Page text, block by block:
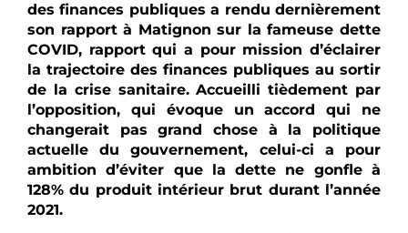
des finances publiques a rendu dernièrement
son rapport à Matignon sur la fameuse dette
COVID, rapport qui a pour mission d’éclairer
la trajectoire des finances publiques au sortir
de la crise sanitaire. Accueilli tièdement par
l’opposition, qui évoque un accord qui ne
changerait pas grand chose à la politique
actuelle du gouvernement, celui-ci a pour
ambition d’éviter que la dette ne gonfle à
128% du produit intérieur brut durant l’année
2021.